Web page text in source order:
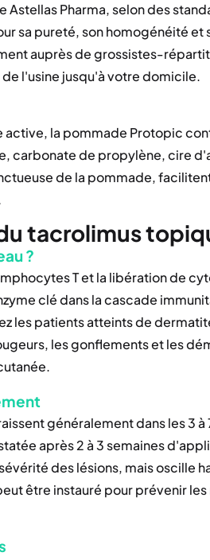
Pharma, selon des
sa pureté, son homogénéité
auprès de grossistes-
l'usine jusqu'à votre domicile.
la pommade Protopic
carbonate de propylène, cire
de la pommade,
tacrolimus
?
T et la libération de
clé dans la cascade
les patients atteints de
les gonflements et les
généralement dans les 3
après 2 à 3 semaines
des lésions, mais oscille
être instauré pour prévenir